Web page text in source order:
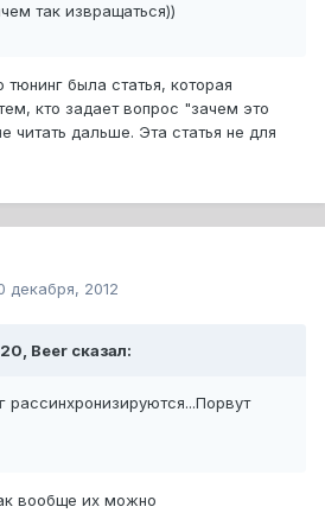
так извращаться))
была статья, которая
кто задает вопрос "зачем это
читать дальше. Эта статья не для
декабря, 2012
Beer сказал:
рассинхронизируются...Порвут
вообще их можно